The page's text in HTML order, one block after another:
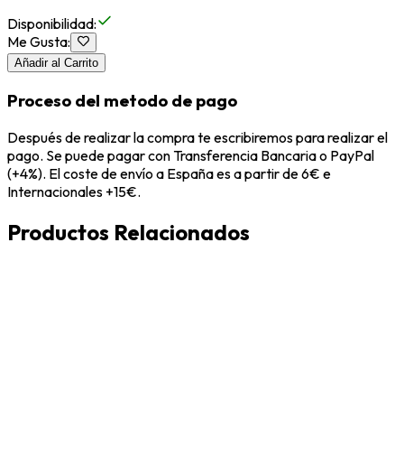
Disponibilidad:
Me Gusta:
Añadir al Carrito
Proceso del metodo de pago
Después de realizar la compra te escribiremos para realizar el
pago. Se puede pagar con Transferencia Bancaria o PayPal
(+4%). El coste de envío a España es a partir de 6€ e
Internacionales +15€.
Productos Relacionados